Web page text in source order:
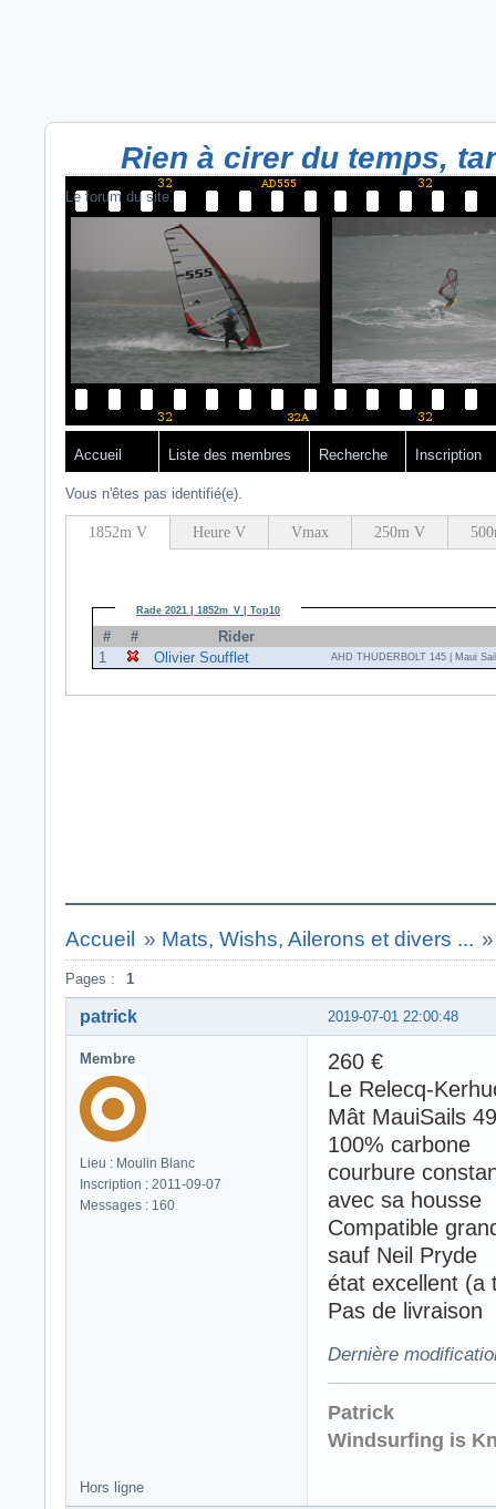
Rien à cirer du temps,
Le forum du site.
Accueil Liste des membres Recherche Inscription
Vous n'êtes pas identifié(e).
1852m V Heure V Vmax 250m V
Rade 2021 | 1852m_V | Top10
# #
Rider
1
Olivier Soufflet AHD THUDERBOLT 145 | Maui
Accueil » Mats, Wishs, Ailerons et divers ...
Pages : 1
2019-07-01 22:00:48
patrick
Membre
Lieu : Moulin Blanc
Inscription : 2011-09-07
Messages : 160
260 €
Le Relecq-
Mât MauiSails
100% carbone
courbure
avec sa housse
Compatible
sauf Neil Pryde
état excellent (a
Pas de livraison
Dernière
Patrick
Windsurfing is
Hors ligne